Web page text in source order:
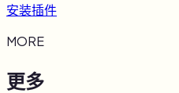
安装插件
MORE
更多